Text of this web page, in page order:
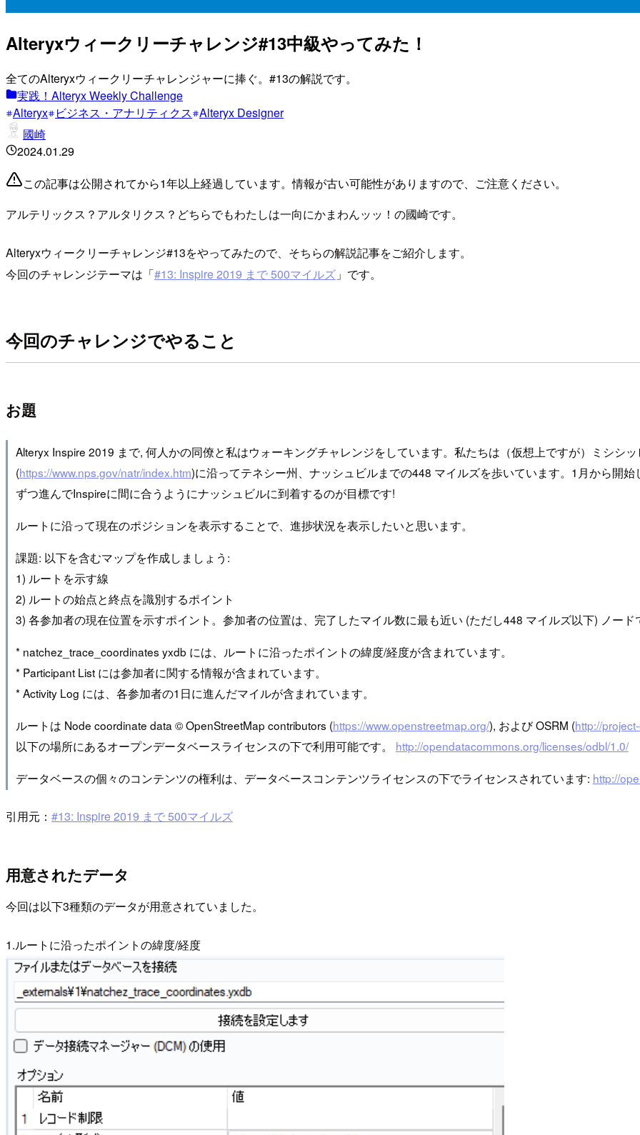
Alteryxウィークリーチャレンジ#13中級やってみた！
全てのAlteryxウィークリーチャレンジャーに捧ぐ。#13の解説です。
実践！Alteryx Weekly Challenge
Alteryx ビジネス・アナリティクス Alteryx Designer
國崎
2024.01.29
この記事は公開されてから1年以上経過しています。情報が古い可能性がありますので、ご注意ください。
アルテリックス？アルタリクス？どちらでもわたしは一向にかまわんッッ！の國崎です。
Alteryxウィークリーチャレンジ#13をやってみたので、そちらの解説記事をご紹介します。
今回のチャレンジテーマは「#13: Inspire 2019 まで 500マイルズ 」です。
今回のチャレンジでやること
お題
Alteryx Inspire 2019 まで, 何人かの同僚と私はウォーキングチャレンジをしています。私たちは（仮想上ですが）ミシシ
(https://www.nps.gov/natr/index.htm)に沿ってテネシー州、ナッシュビルまでの448 マイルズを歩いています。1月から開
ずつ進んでInspireに間に合うようにナッシュビルに到着するのが目標です!
ルートに沿って現在のポジションを表示することで、進捗状況を表示したいと思います。
課題: 以下を含むマップを作成しましょう:
1) ルートを示す線
2) ルートの始点と終点を識別するポイント
3) 各参加者の現在位置を示すポイント。参加者の位置は、完了したマイル数に最も近い (ただし448 マイルズ以下) ノード
* natchez_trace_coordinates yxdb には、ルートに沿ったポイントの緯度/経度が含まれています。
* Participant List には参加者に関する情報が含まれています。
* Activity Log には、各参加者の1日に進んだマイルが含まれています。
ルートは Node coordinate data © OpenStreetMap contributors (https://www.openstreetmap.org/), および OSRM (http://
以下の場所にあるオープンデータベースライセンスの下で利用可能です。 http://opendatacommons.org/licenses/odbl/1.0/
データベースの個々のコンテンツの権利は、データベースコンテンツライセンスの下でライセンスされています: http://
引用元： #13: Inspire 2019 まで 500マイルズ
用意されたデータ
今回は以下3種類のデータが用意されていました。
1.ルートに沿ったポイントの緯度/経度